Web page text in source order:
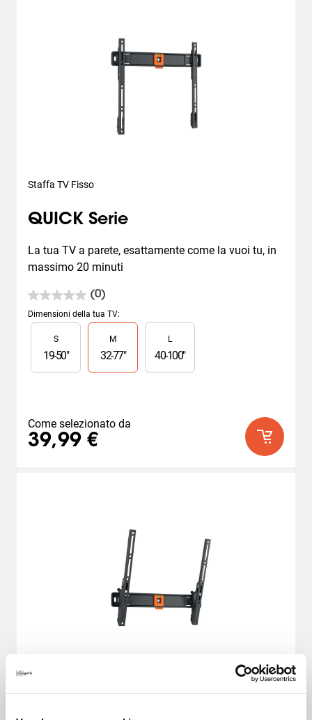
Staffa TV Fisso
QUICK Serie
La tua TV a parete, esattamente come la vuoi tu, in
massimo 20 minuti
(0)
0.0
su
5
stelle.
Dimensioni della tua TV:
Slide 1 of 3
S
19-50"
M
32-77"
L
40-100"
Come selezionato da
39,99 €
Staffa TV Inclinabile